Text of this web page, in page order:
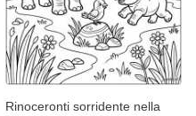
Rinoceronti sorridente nella